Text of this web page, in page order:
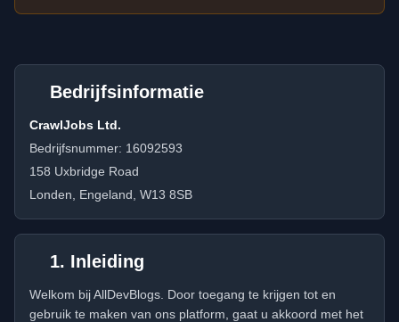
Bedrijfsinformatie
CrawlJobs Ltd.
Bedrijfsnummer: 16092593
158 Uxbridge Road
Londen, Engeland, W13 8SB
1. Inleiding
Welkom bij AllDevBlogs. Door toegang te krijgen tot en
gebruik te maken van ons platform, gaat u akkoord met het